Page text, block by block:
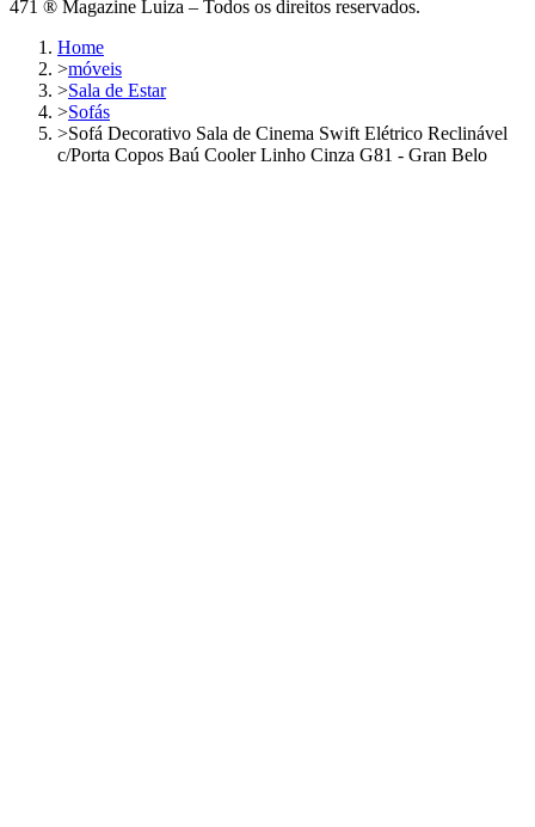
471 ® Magazine Luiza – Todos os direitos reservados.
Home
>móveis
>Sala de Estar
>Sofás
>Sofá Decorativo Sala de Cinema Swift Elétrico Reclinável
c/Porta Copos Baú Cooler Linho Cinza G81 - Gran Belo